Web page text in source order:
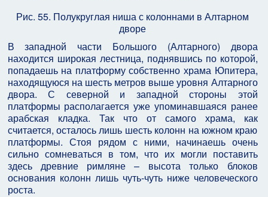
Рис. 55. Полукруглая ниша с колоннами в Алтарном
дворе
В западной части Большого (Алтарного) двора
находится широкая лестница, поднявшись по которой,
попадаешь на платформу собственно храма Юпитера,
находящуюся на шесть метров выше уровня Алтарного
двора. С северной и западной стороны этой
платформы располагается уже упоминавшаяся ранее
арабская кладка. Так что от самого храма, как
считается, осталось лишь шесть колонн на южном краю
платформы. Стоя рядом с ними, начинаешь очень
сильно сомневаться в том, что их могли поставить
здесь древние римляне – высота только блоков
основания колонн лишь чуть-чуть ниже человеческого
роста.